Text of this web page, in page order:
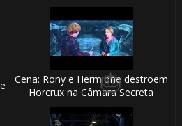
Cena: Rony e Hermione destroem
Horcrux na Câmara Secreta
⚡
🎈